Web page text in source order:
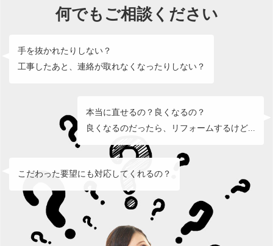
何でもご相談ください
手を抜かれたりしない？
工事したあと、連絡が取れなくなったりしない？
本当に直せるの？良くなるの？
良くなるのだったら、リフォームするけど...
こだわった要望にも対応してくれるの？